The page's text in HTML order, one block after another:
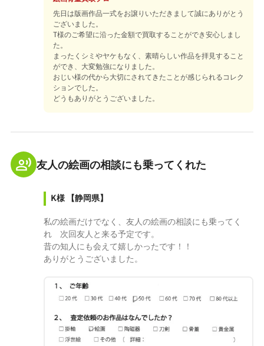
先日は版画作品一式をお譲りいただきまして誠にありがとう
ございました。
T様のご希望に沿った金額で買取することができ安心しまし
た。
まったくシミやヤケもなく、素晴らしい作品を拝見すること
ができ、大変勉強になりました。
おじい様の代から大切にされてきたことが感じられるコレク
ションでした。
どうもありがとうございました。
友人の絵画の相談にも乗ってくれた
K様 【静岡県】
私の絵画だけでなく、友人の絵画の相談にも乗ってく
れ 次回友人と来る予定です。
昔の知人にも会えて嬉しかったです！！
ありがとうございました。